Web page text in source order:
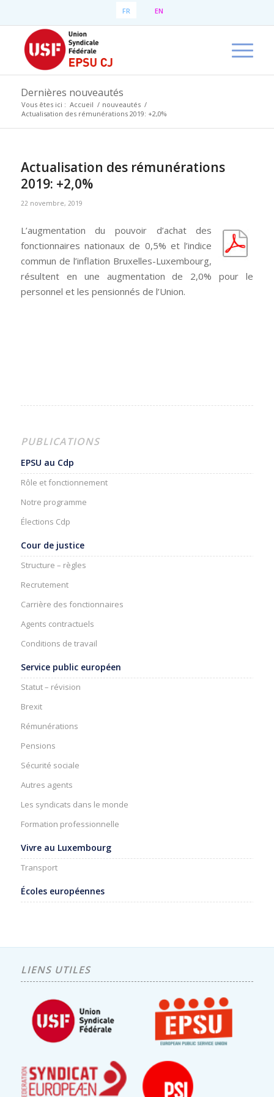
FR EN
Dernières nouveautés
Vous êtes ici : Accueil / nouveautés /
Actualisation des rémunérations 2019: +2,0%
Actualisation des rémunérations
2019: +2,0%
22 novembre, 2019
L’augmentation du pouvoir d’achat des
fonctionnaires nationaux de 0,5% et l’indice
commun de l’inflation Bruxelles-Luxembourg,
résultent en une augmentation de 2,0% pour le
personnel et les pensionnés de l’Union.
PUBLICATIONS
EPSU au Cdp
Rôle et fonctionnement
Notre programme
Élections Cdp
Cour de justice
Structure – règles
Recrutement
Carrière des fonctionnaires
Agents contractuels
Conditions de travail
Service public européen
Statut – révision
Brexit
Rémunérations
Pensions
Sécurité sociale
Autres agents
Les syndicats dans le monde
Formation professionnelle
Vivre au Luxembourg
Transport
Écoles européennes
LIENS UTILES